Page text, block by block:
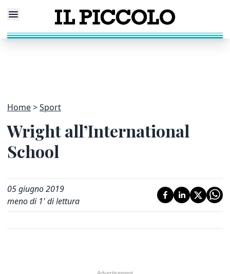
Home Sport
Wright all’International
School
05 giugno 2019
meno di 1' di lettura